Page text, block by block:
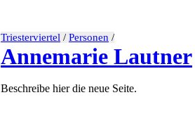
Triesterviertel / Personen /
Annemarie Lautner
Beschreibe hier die neue Seite.